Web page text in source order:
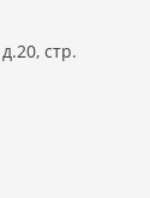
стр.